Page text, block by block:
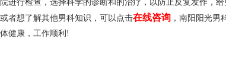
进行检查，选择科学的诊断和的治疗，以防止反复发作，
者想了解其他男科知识，可以点击在线咨询 ，南阳阳光男
健康，工作顺利!